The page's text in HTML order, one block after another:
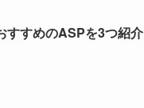
すすめのASPを3つ紹介